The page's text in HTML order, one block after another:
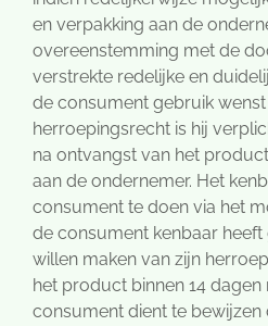
en verpakking aan de
overeenstemming met de
verstrekte redelijke en
de consument gebruik
herroepingsrecht is hij
na ontvangst van het
aan de ondernemer. Het
consument te doen via het
de consument kenbaar
willen maken van zijn
het product binnen 14
consument dient te